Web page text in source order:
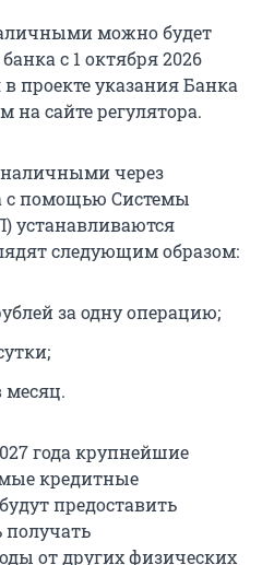
можно будет
с 1 октября 2026
в проекте указания Банка
на сайте регулятора.
через
с помощью Системы
устанавливаются
следующим образом:
за одну операцию;
месяц.
года крупнейшие
кредитные
предоставить
от других физических